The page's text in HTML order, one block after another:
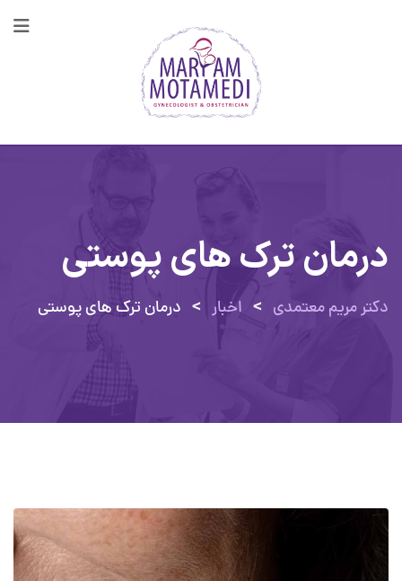
درمان ترک های پوستی
دکتر مریم معتمدی > اخبار > درمان ترک های پوستی